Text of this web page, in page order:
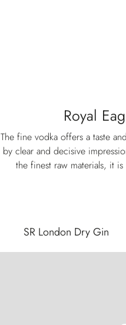
Royal
The fine vodka offers a taste
by clear and decisive
the finest raw materials, it
SR London Dry Gin